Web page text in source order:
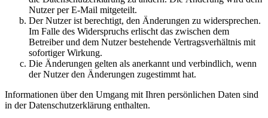
Nutzer per E-Mail mitgeteilt.
Der Nutzer ist berechtigt, den Änderungen zu widersprechen.
Im Falle des Widerspruchs erlischt das zwischen dem
Betreiber und dem Nutzer bestehende Vertragsverhältnis mit
sofortiger Wirkung.
Die Änderungen gelten als anerkannt und verbindlich, wenn
der Nutzer den Änderungen zugestimmt hat.
Informationen über den Umgang mit Ihren persönlichen Daten sind
in der Datenschutzerklärung enthalten.